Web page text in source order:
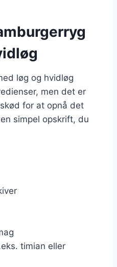
løg og hvidløg
men det er
for at opnå det
simpel opskrift, du
timian eller